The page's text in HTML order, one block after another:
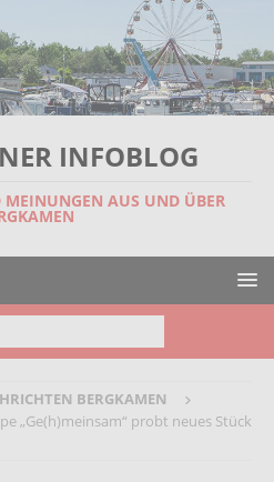
INFOBLOG
AUS UND ÜBER
BERGKAMEN
„Ge(h)meinsam“ probt neues Stück